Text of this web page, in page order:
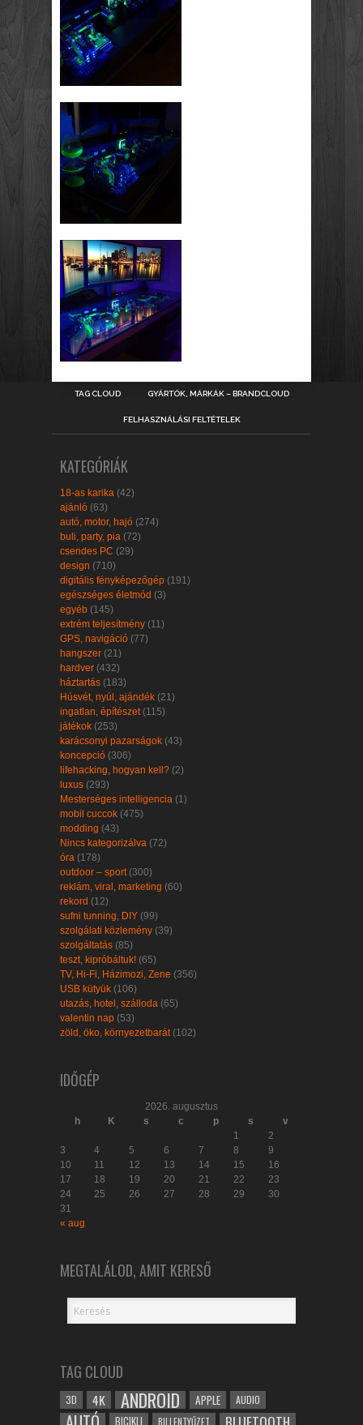
TAG CLOUD GYÁRTÓK, MÁRKÁK – BRANDCLOUD
FELHASZNÁLÁSI FELTÉTELEK
KATEGÓRIÁK
18-as karika (42)
ajánló (63)
autó, motor, hajó (274)
buli, party, pia (72)
csendes PC (29)
design (710)
digitális fényképezőgép (191)
egészséges életmód (3)
egyéb (145)
extrém teljesítmény (11)
GPS, navigáció (77)
hangszer (21)
hardver (432)
háztartás (183)
Húsvét, nyúl, ajándék (21)
ingatlan, építészet(115)
játékok (253)
karácsonyi pazarságok (43)
koncepció (306)
lifehacking, hogyan kell? (2)
luxus (293)
Mesterséges intelligencia (1)
mobil cuccok (475)
modding (43)
Nincs kategorizálva (72)
óra (178)
outdoor – sport(300)
reklám, viral, marketing (60)
rekord (12)
sufni tunning, DIY (99)
szolgálati közlemény (39)
szolgáltatás (85)
teszt, kipróbáltuk! (65)
TV, Hi-Fi, Házimozi, Zene (356)
USB kütyük (106)
utazás, hotel, szálloda (65)
valentin nap (53)
zöld, öko, környezetbarát(102)
IDŐGÉP
2026. augusztus
h
K s c p s
v
1
2
3
4 5 6 7 8
9
10
11 12 13 14 15
16
17
18 19 20 21 22
23
24
25 26 27 28 29
30
31
« aug
MEGTALÁLOD, AMIT KERESŐ
TAG CLOUD
3D 4K ANDROID APPLE AUDIO
BICIKLI BILLENTYŰZET